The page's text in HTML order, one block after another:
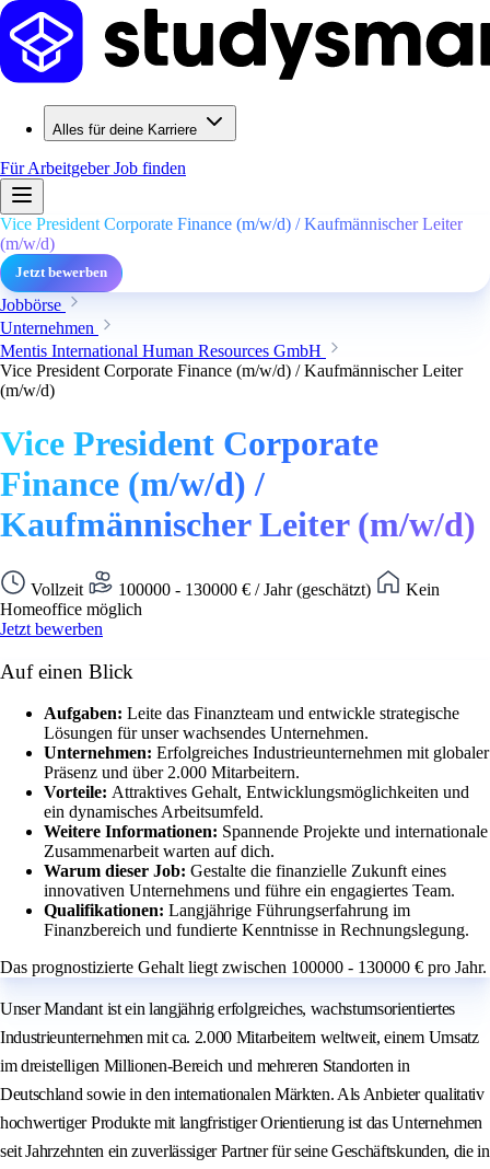
Alles für deine Karriere
Für ArbeitgeberJob finden
Vice President Corporate Finance (m/w/d) / Kaufmännischer Leiter
(m/w/d)
Jetzt bewerben
Jobbörse
Unternehmen
Mentis International Human Resources GmbH
Vice President Corporate Finance (m/w/d) / Kaufmännischer Leiter
(m/w/d)
Vice President Corporate
Finance (m/w/d) /
Kaufmännischer Leiter (m/w/d)
Vollzeit 100000 - 130000 € / Jahr (geschätzt)
Kein
Homeoffice möglich
Jetzt bewerben
Auf einen Blick
Aufgaben: Leite das Finanzteam und entwickle strategische
Lösungen für unser wachsendes Unternehmen.
Unternehmen: Erfolgreiches Industrieunternehmen mit globaler
Präsenz und über 2.000 Mitarbeitern.
Vorteile: Attraktives Gehalt, Entwicklungsmöglichkeiten und
ein dynamisches Arbeitsumfeld.
Weitere Informationen: Spannende Projekte und internationale
Zusammenarbeit warten auf dich.
Warum dieser Job: Gestalte die finanzielle Zukunft eines
innovativen Unternehmens und führe ein engagiertes Team.
Qualifikationen: Langjährige Führungserfahrung im
Finanzbereich und fundierte Kenntnisse in Rechnungslegung.
Das prognostizierte Gehalt liegt zwischen 100000 - 130000 € pro Jahr.
Unser Mandant ist ein langjährig erfolgreiches, wachstumsorientiertes
Industrieunternehmen mit ca. 2.000 Mitarbeitern weltweit, einem Umsatz
im dreistelligen Millionen-Bereich und mehreren Standorten in
Deutschland sowie in den internationalen Märkten. Als Anbieter qualitativ
hochwertiger Produkte mit langfristiger Orientierung ist das Unternehmen
seit Jahrzehnten ein zuverlässiger Partner für seine Geschäftskunden, die in